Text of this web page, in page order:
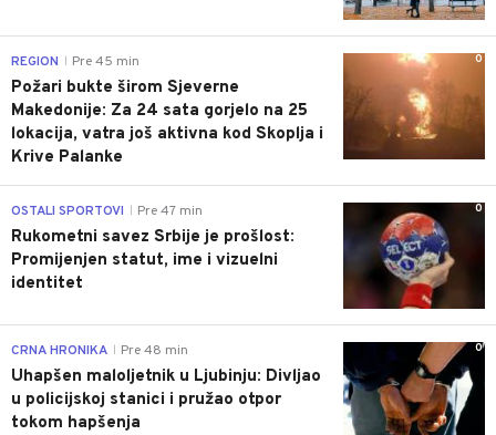
0
REGION Pre 45 min
Požari bukte širom Sjeverne
Makedonije: Za 24 sata gorjelo na 25
lokacija, vatra još aktivna kod Skoplja i
Krive Palanke
0
OSTALI SPORTOVI Pre 47 min
Rukometni savez Srbije je prošlost:
Promijenjen statut, ime i vizuelni
identitet
0
CRNA HRONIKA Pre 48 min
Uhapšen maloljetnik u Ljubinju: Divljao
u policijskoj stanici i pružao otpor
tokom hapšenja